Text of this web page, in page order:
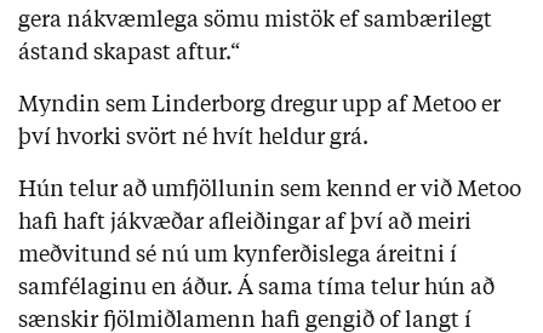
gera nákvæmlega sömu mistök ef sambærilegt
ástand skapast aftur.“
Myndin sem Linderborg dregur upp af Metoo er
því hvorki svört né hvít heldur grá.
Hún telur að umfjöllunin sem kennd er við Metoo
hafi haft jákvæðar afleiðingar af því að meiri
meðvitund sé nú um kynferðislega áreitni í
samfélaginu en áður. Á sama tíma telur hún að
sænskir fjölmiðlamenn hafi gengið of langt í